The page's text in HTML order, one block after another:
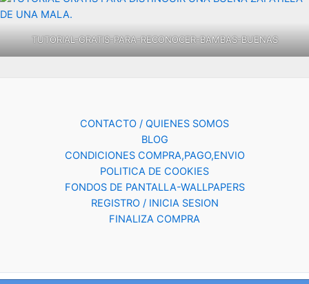
TUTORIAL-GRATIS-PARA-RECONOCER-BAMBAS-BUENAS
CONTACTO / QUIENES SOMOS
BLOG
CONDICIONES COMPRA,PAGO,ENVIO
POLITICA DE COOKIES
FONDOS DE PANTALLA-WALLPAPERS
REGISTRO / INICIA SESION
FINALIZA COMPRA